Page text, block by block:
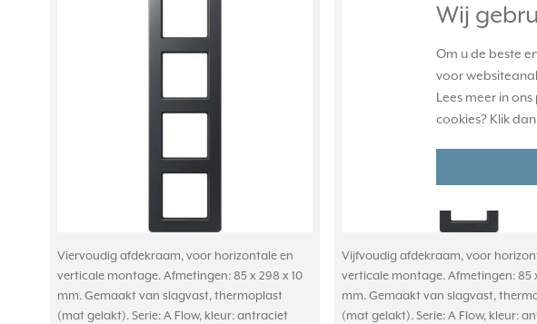
Wij
Om u de beste
voor
Lees meer in ons
cookies? Klik dan
Viervoudig afdekraam, voor horizontale en
verticale montage. Afmetingen: 85 x 298 x 10
mm. Gemaakt van slagvast, thermoplast
(mat gelakt). Serie: A Flow, kleur: antraciet
Vijfvoudig afdekraam, voor
verticale montage. Afmetingen: 85
mm. Gemaakt van slagvast,
(mat gelakt). Serie: A Flow, kleur: